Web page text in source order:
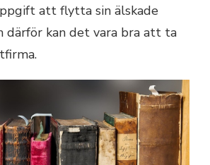
att flytta sin älskade
därför kan det vara bra att ta